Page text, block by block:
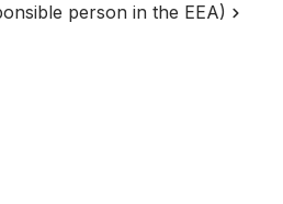
person in the EEA)